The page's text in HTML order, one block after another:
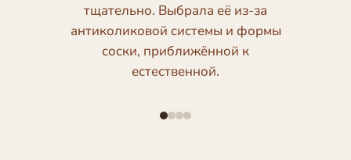
тщательно. Выбрала её из-за
антиколиковой системы и формы
соски, приближённой к
естественной.